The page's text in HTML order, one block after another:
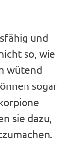
und
so, wie
wütend
sogar
sie dazu,